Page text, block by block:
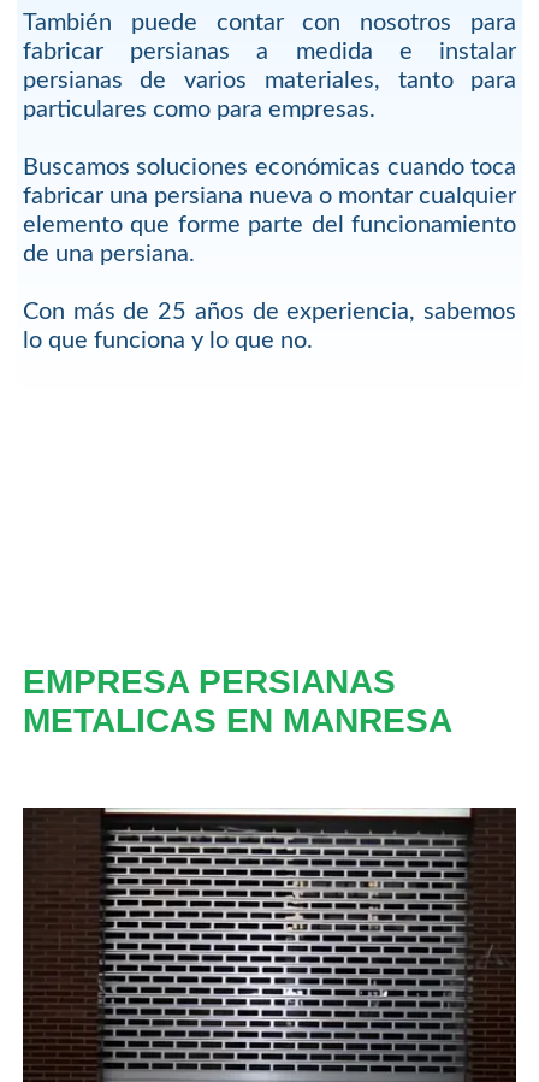
También puede contar con nosotros para
fabricar persianas a medida e instalar
persianas de varios materiales, tanto para
particulares como para empresas.
Buscamos soluciones económicas cuando toca
fabricar una persiana nueva o montar cualquier
elemento que forme parte del funcionamiento
de una persiana.
Con más de 25 años de experiencia, sabemos
lo que funciona y lo que no.
EMPRESA PERSIANAS
METALICAS EN MANRESA